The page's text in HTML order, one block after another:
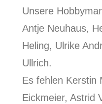
Unsere
Antje Neuhaus,
Heling, Ulrike
Ullrich.
Es fehlen Kerstin
Eickmeier, Astrid